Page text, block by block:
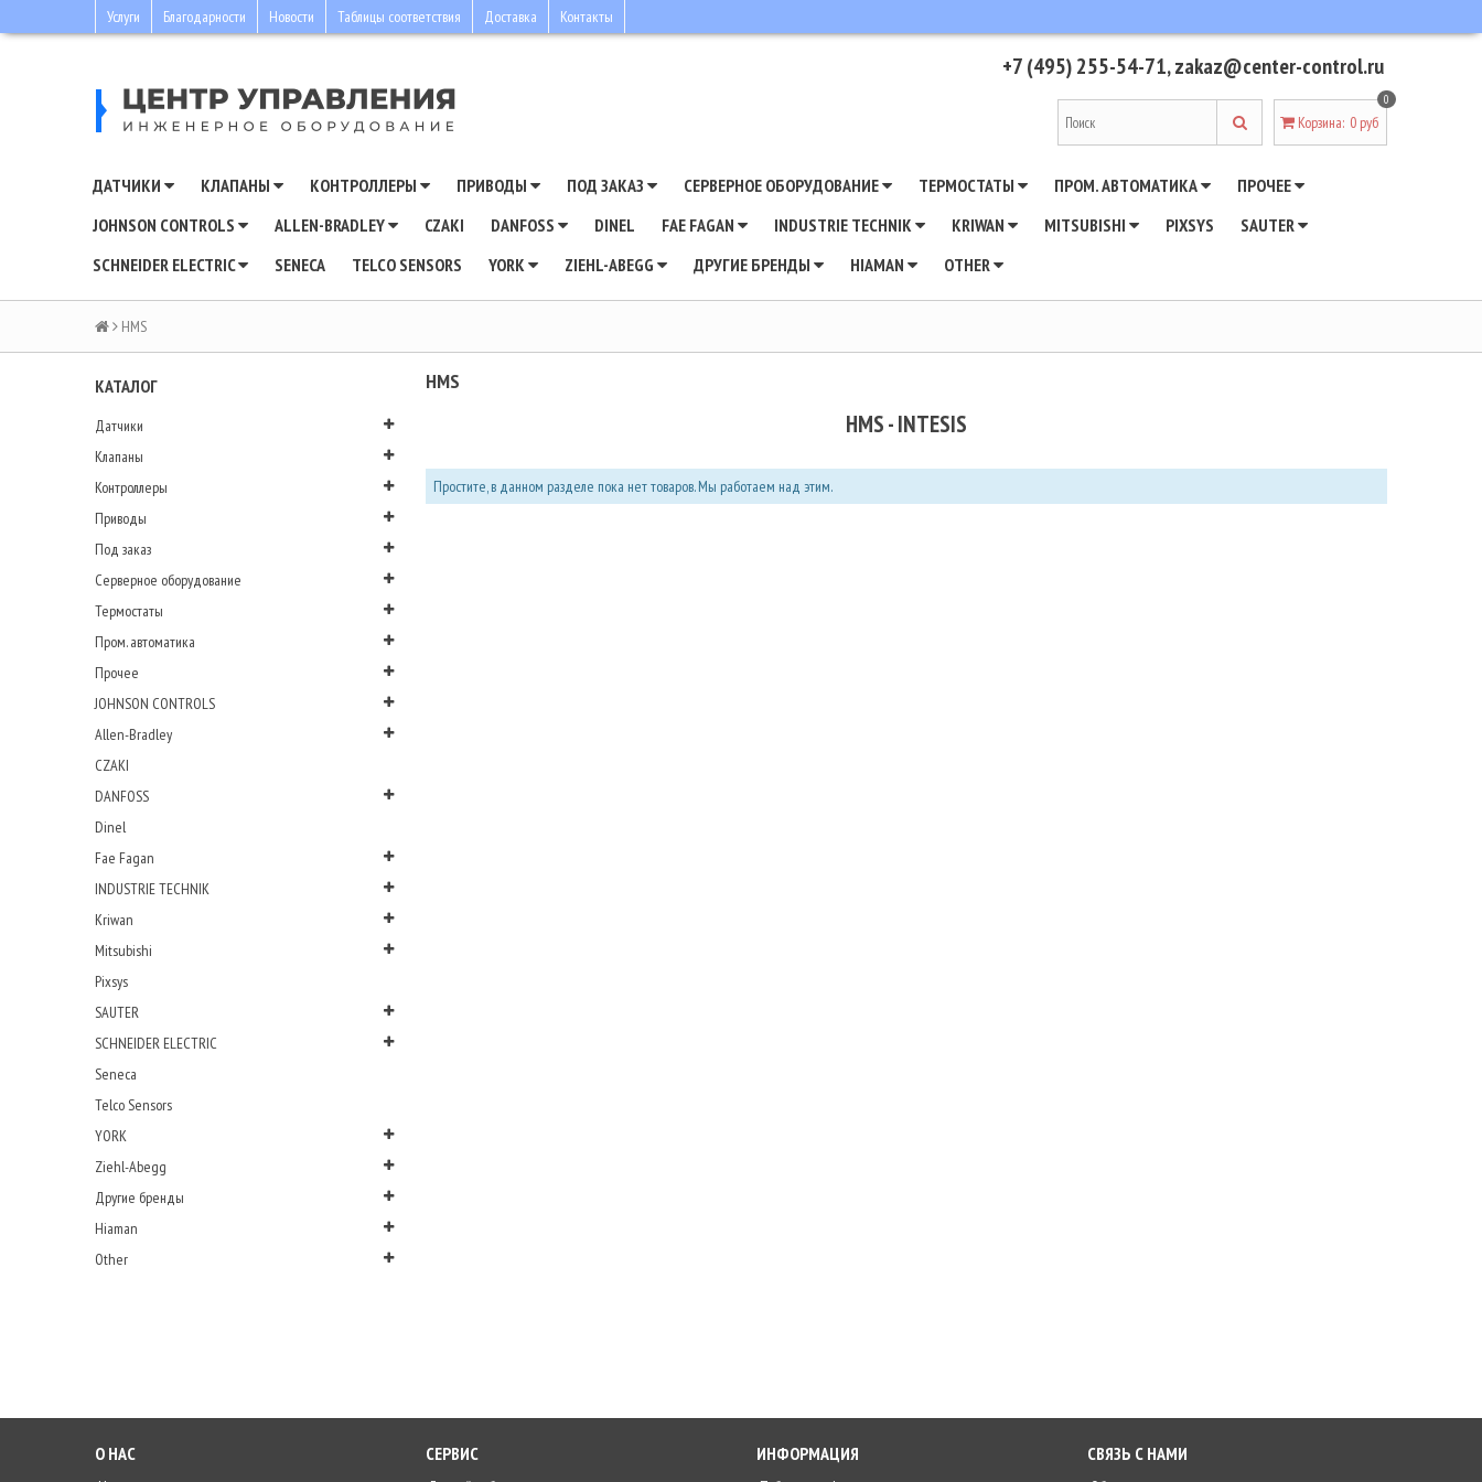
Услуги Благодарности Новости Таблицы соответствия Доставка Контакты
+7 (495) 255-54-71,zakaz@center-control.ru
Корзина:
0
0 руб
ДАТЧИКИ КЛАПАНЫ КОНТРОЛЛЕРЫ ПРИВОДЫ ПОД ЗАКАЗ СЕРВЕРНОЕ ОБОРУДОВАНИЕ ТЕРМОСТАТЫ ПРОМ. АВТОМАТИКА
ПРОЧЕЕ
JOHNSON CONTROLS
ALLEN-BRADLEY CZAKI DANFOSS DINEL FAE FAGAN INDUSTRIE TECHNIK KRIWAN MITSUBISHI PIXSYS
SAUTER
SCHNEIDER ELECTRIC
SENECA TELCO SENSORS YORK ZIEHL-ABEGG ДРУГИЕ БРЕНДЫ HIAMAN OTHER
HMS
КАТАЛОГ
Датчики
Клапаны
Контроллеры
Приводы
Под заказ
Серверное оборудование
Термостаты
Пром. автоматика
Прочее
JOHNSON CONTROLS
Allen-Bradley
CZAKI
DANFOSS
Dinel
Fae Fagan
INDUSTRIE TECHNIK
Kriwan
Mitsubishi
Pixsys
SAUTER
SCHNEIDER ELECTRIC
Seneca
Telco Sensors
YORK
Ziehl-Abegg
Другие бренды
Hiaman
Other
HMS
HMS - INTESIS
Простите, в данном разделе пока нет товаров. Мы работаем над этим.
О НАС СЕРВИС ИНФОРМАЦИЯ СВЯЗЬ С НАМИ